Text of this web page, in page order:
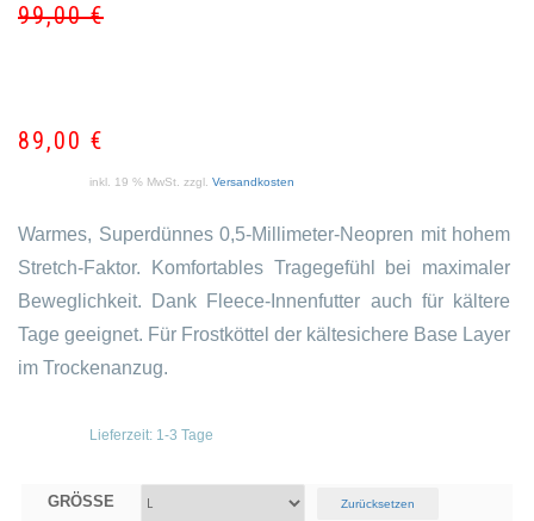
99,00€
89,00 €
inkl. 19 % MwSt. zzgl. Versandkosten
Warmes, Superdünnes 0,5-Millimeter-Neopren mit hohem
Stretch-Faktor. Komfortables Tragegefühl bei maximaler
Beweglichkeit. Dank Fleece-Innenfutter auch für kältere
Tage geeignet. Für Frostköttel der kältesichere Base Layer
im Trockenanzug.
Lieferzeit: 1-3 Tage
GRÖSSE Zurücksetzen